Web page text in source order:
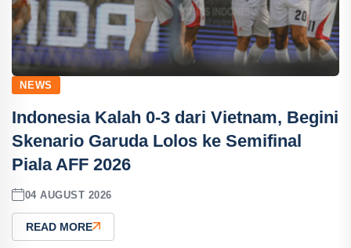
NEWS
Indonesia Kalah 0-3 dari Vietnam, Begini
Skenario Garuda Lolos ke Semifinal
Piala AFF 2026
04 AUGUST 2026
READ MORE